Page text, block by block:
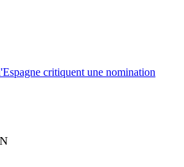
critiquent une nomination